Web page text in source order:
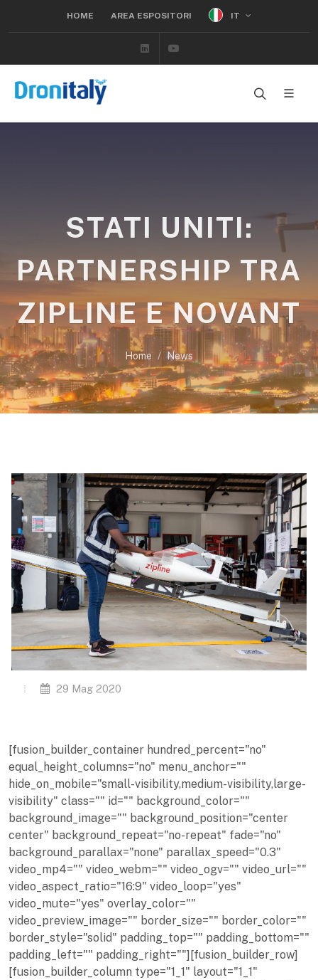
HOME AREA ESPOSITORI IT
Linkedin
STATI UNITI:
PARTNERSHIP TRA
ZIPLINE E NOVANT
Home News
29 Mag 2020
[fusion_builder_container hundred_percent="no"
equal_height_columns="no" menu_anchor=""
hide_on_mobile="small-visibility,medium-visibility,large-
visibility" class="" id="" background_color=""
background_image="" background_position="center
center" background_repeat="no-repeat" fade="no"
background_parallax="none" parallax_speed="0.3"
video_mp4="" video_webm="" video_ogv="" video_url=""
video_aspect_ratio="16:9" video_loop="yes"
video_mute="yes" overlay_color=""
video_preview_image="" border_size="" border_color=""
border_style="solid" padding_top="" padding_bottom=""
padding_left="" padding_right=""][fusion_builder_row]
[fusion_builder_column type="1_1" layout="1_1"